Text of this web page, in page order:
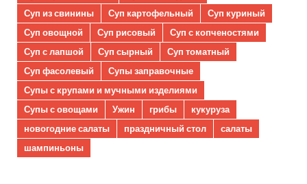
Суп из свинины
Суп картофельный
Суп куриный
Суп овощной
Суп рисовый
Суп с копченостями
Суп с лапшой
Суп сырный
Суп томатный
Суп фасолевый
Супы заправочные
Супы с крупами и мучными изделиями
Супы с овощами
Ужин грибы
кукуруза
новогодние салаты
праздничный стол
салаты
шампиньоны